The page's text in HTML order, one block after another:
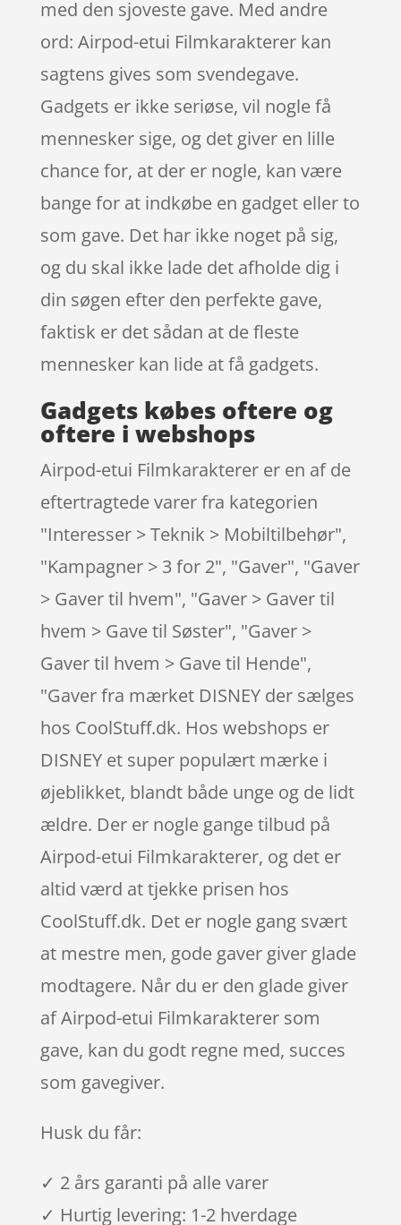
med den sjoveste gave. Med andre
ord: Airpod-etui Filmkarakterer kan
sagtens gives som svendegave.
Gadgets er ikke seriøse, vil nogle få
mennesker sige, og det giver en lille
chance for, at der er nogle, kan være
bange for at indkøbe en gadget eller to
som gave. Det har ikke noget på sig,
og du skal ikke lade det afholde dig i
din søgen efter den perfekte gave,
faktisk er det sådan at de fleste
mennesker kan lide at få gadgets.
Gadgets købes oftere og
oftere i webshops
Airpod-etui Filmkarakterer er en af de
eftertragtede varer fra kategorien
"Interesser > Teknik > Mobiltilbehør",
"Kampagner > 3 for 2", "Gaver", "Gaver
> Gaver til hvem", "Gaver > Gaver til
hvem > Gave til Søster", "Gaver >
Gaver til hvem > Gave til Hende",
"Gaver fra mærket DISNEY der sælges
hos CoolStuff.dk. Hos webshops er
DISNEY et super populært mærke i
øjeblikket, blandt både unge og de lidt
ældre. Der er nogle gange tilbud på
Airpod-etui Filmkarakterer, og det er
altid værd at tjekke prisen hos
CoolStuff.dk. Det er nogle gang svært
at mestre men, gode gaver giver glade
modtagere. Når du er den glade giver
af Airpod-etui Filmkarakterer som
gave, kan du godt regne med, succes
som gavegiver.
Husk du får:
✓ 2 års garanti på alle varer
✓ Hurtig levering: 1-2 hverdage